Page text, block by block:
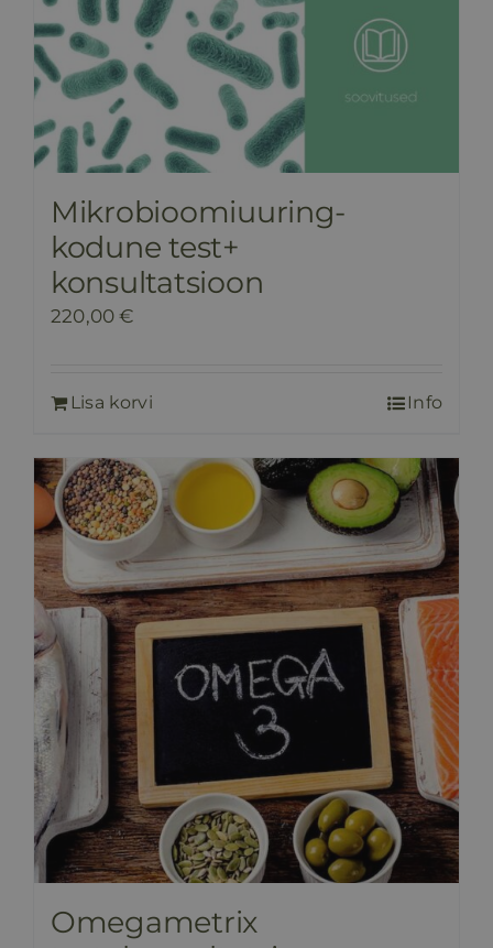
Mikrobioomiuuring-
kodune test+
konsultatsioon
220,00€
Lisa korvi Info
Omegametrix